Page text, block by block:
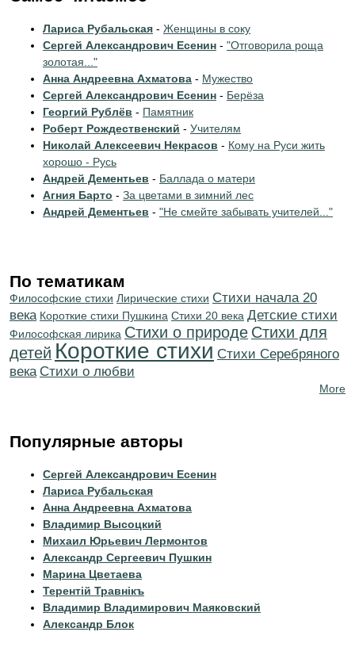
Лариса Рубальская - Женщины в соку
Сергей Александрович Есенин - "Отговорила роща
золотая..."
Анна Андреевна Ахматова - Мужество
Сергей Александрович Есенин - Берёза
Георгий Рублёв - Памятник
Роберт Рождественский - Учителям
Николай Алексеевич Некрасов - Кому на Руси жить
хорошо - Русь
Андрей Дементьев - Баллада о матери
Агния Барто - За цветами в зимний лес
Андрей Дементьев - "Не смейте забывать учителей..."
По тематикам
Философские стихи Лирические стихи Cтихи начала 20
века Короткие стихи Пушкина Стихи 20 века Детские стихи
Философская лирика Стихи о природе Стихи для
детей Короткие стихи Cтихи Серебряного
века Стихи о любви
More
Популярные авторы
Сергей Александрович Есенин
Лариса Рубальская
Анна Андреевна Ахматова
Владимир Высоцкий
Михаил Юрьевич Лермонтов
Александр Сергеевич Пушкин
Марина Цветаева
Терентiй Травнiкъ
Владимир Владимирович Маяковский
Александр Блок